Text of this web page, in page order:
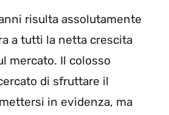
risulta assolutamente
a tutti la netta crescita
mercato. Il colosso
di sfruttare il
in evidenza, ma